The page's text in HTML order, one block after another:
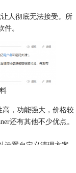
人彻底无法接受。所
。
高，功能强大，价格较
还有其他不少优点。
置自定义清理方案，